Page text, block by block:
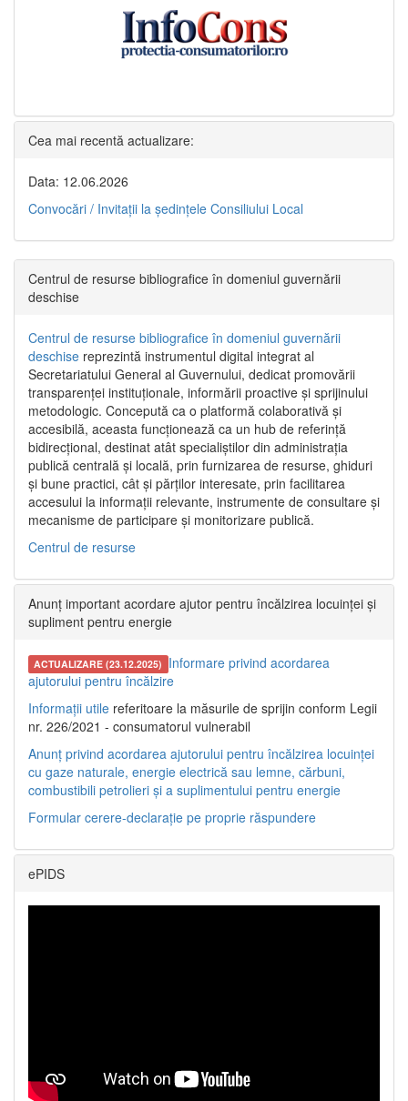
Cea mai recentă actualizare:
Data: 12.06.2026
Convocări / Invitaţii la şedinţele Consiliului Local
Centrul de resurse bibliografice în domeniul guvernării
deschise
Centrul de resurse bibliografice în domeniul guvernării
deschise reprezintă instrumentul digital integrat al
Secretariatului General al Guvernului, dedicat promovării
transparenței instituționale, informării proactive și sprijinului
metodologic. Concepută ca o platformă colaborativă și
accesibilă, aceasta funcționează ca un hub de referință
bidirecțional, destinat atât specialiștilor din administrația
publică centrală și locală, prin furnizarea de resurse, ghiduri
și bune practici, cât și părților interesate, prin facilitarea
accesului la informații relevante, instrumente de consultare și
mecanisme de participare și monitorizare publică.
Centrul de resurse
Anunț important acordare ajutor pentru încălzirea locuinței și
supliment pentru energie
ACTUALIZARE (23.12.2025) Informare privind acordarea
ajutorului pentru încălzire
Informații utile referitoare la măsurile de sprijin conform Legii
nr. 226/2021 - consumatorul vulnerabil
Anunț privind acordarea ajutorului pentru încălzirea locuinței
cu gaze naturale, energie electrică sau lemne, cărbuni,
combustibili petrolieri și a suplimentului pentru energie
Formular cerere-declarație pe proprie răspundere
ePIDS